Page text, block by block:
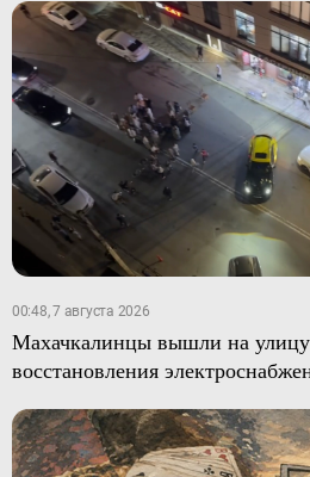
00:48, 7 августа 2026
Махачкалинцы вышли на
восстановления